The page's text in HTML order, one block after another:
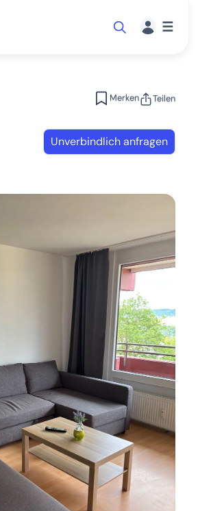
☰
Merken Teilen
Unverbindlich anfragen